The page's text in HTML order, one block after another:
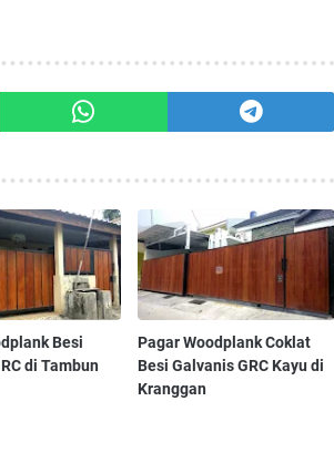
Besi
di Tambun
Pagar Woodplank Coklat
Besi Galvanis GRC Kayu di
Kranggan